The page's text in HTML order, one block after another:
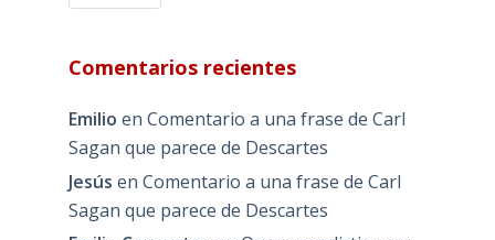
Comentarios recientes
Emilio en Comentario a una frase de Carl
Sagan que parece de Descartes
Jesús en Comentario a una frase de Carl
Sagan que parece de Descartes